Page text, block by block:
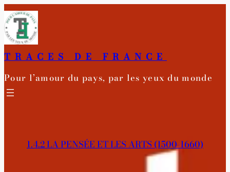
Aller
au
contenu
TRACES DE FRANCE
Pour l’amour du pays, par les yeux du monde
1.4.2 LA PENSÉE ET LES ARTS (1500-1660)